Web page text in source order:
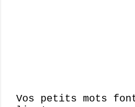
Vos petits mots